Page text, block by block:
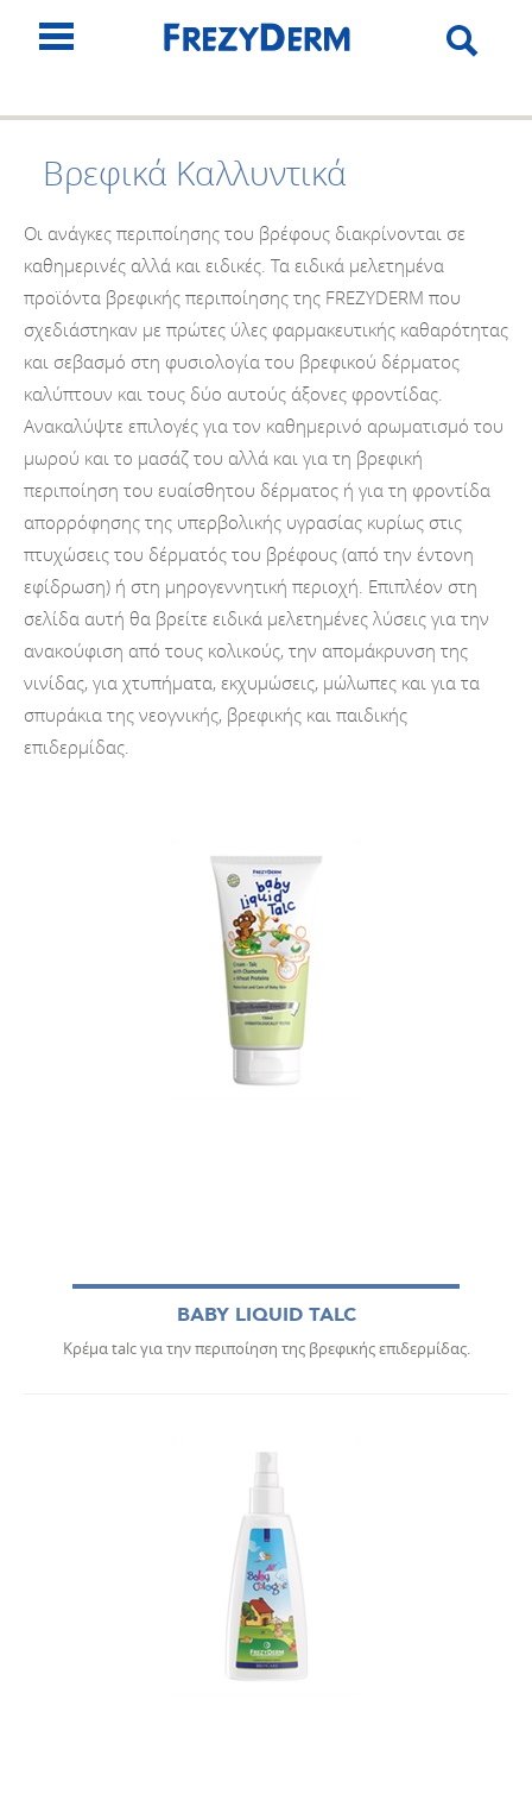
Βρεφικά Καλλυντικά
Οι ανάγκες περιποίησης του βρέφους διακρίνονται σε
καθημερινές αλλά και ειδικές. Τα ειδικά μελετημένα
προϊόντα βρεφικής περιποίησης της FREZYDERM που
σχεδιάστηκαν με πρώτες ύλες φαρμακευτικής καθαρότητας
και σεβασμό στη φυσιολογία του βρεφικού δέρματος
καλύπτουν και τους δύο αυτούς άξονες φροντίδας.
Ανακαλύψτε επιλογές για τον καθημερινό αρωματισμό του
μωρού και το μασάζ του αλλά και για τη βρεφική
περιποίηση του ευαίσθητου δέρματος ή για τη φροντίδα
απορρόφησης της υπερβολικής υγρασίας κυρίως στις
πτυχώσεις του δέρματός του βρέφους (από την έντονη
εφίδρωση) ή στη μηρογεννητική περιοχή. Επιπλέον στη
σελίδα αυτή θα βρείτε ειδικά μελετημένες λύσεις για την
ανακούφιση από τους κολικούς, την απομάκρυνση της
νινίδας, για χτυπήματα, εκχυμώσεις, μώλωπες και για τα
σπυράκια της νεογνικής, βρεφικής και παιδικής
επιδερμίδας.
BABY LIQUID TALC
Κρέμα talc για την περιποίηση της βρεφικής επιδερμίδας.